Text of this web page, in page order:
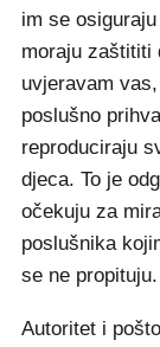
im se
moraju zaštititi
uvjeravam
poslušno
reproduciraju
djeca. To je
očekuju za
poslušnika
se ne propituju.
Autoritet i